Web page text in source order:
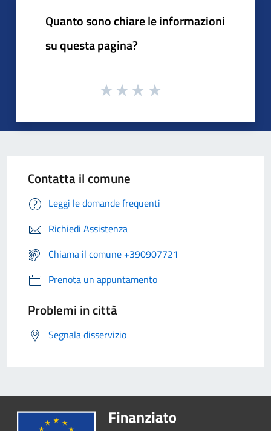
Quanto sono chiare le informazioni
su questa pagina?
Contatta il comune
Leggi le domande frequenti
Richiedi Assistenza
Chiama il comune +390907721
Prenota un appuntamento
Problemi in città
Segnala disservizio